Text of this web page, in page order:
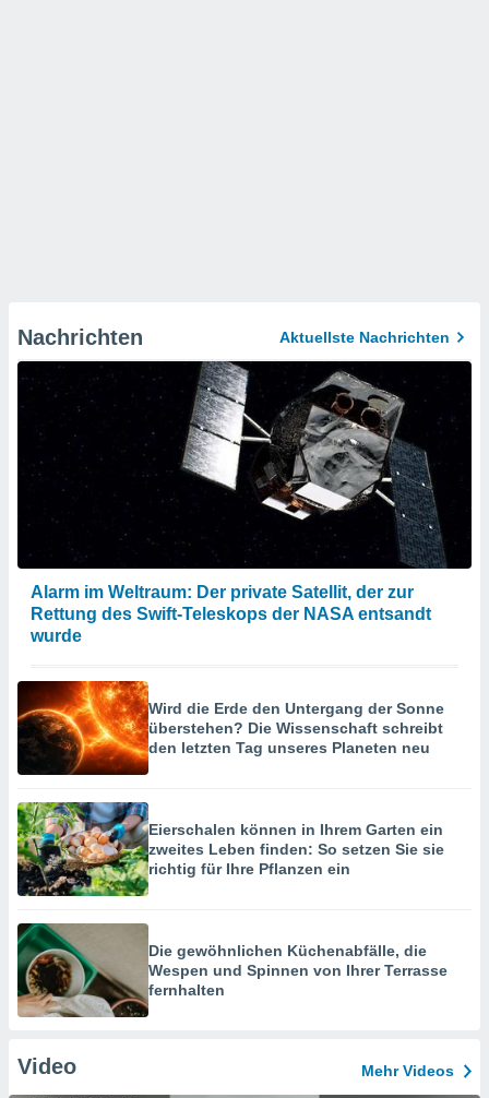
Nachrichten Aktuellste Nachrichten
Alarm im Weltraum: Der private Satellit, der zur
Rettung des Swift-Teleskops der NASA entsandt
wurde
Wird die Erde den Untergang der Sonne
überstehen? Die Wissenschaft schreibt
den letzten Tag unseres Planeten neu
Eierschalen können in Ihrem Garten ein
zweites Leben finden: So setzen Sie sie
richtig für Ihre Pflanzen ein
Die gewöhnlichen Küchenabfälle, die
Wespen und Spinnen von Ihrer Terrasse
fernhalten
Video Mehr Videos